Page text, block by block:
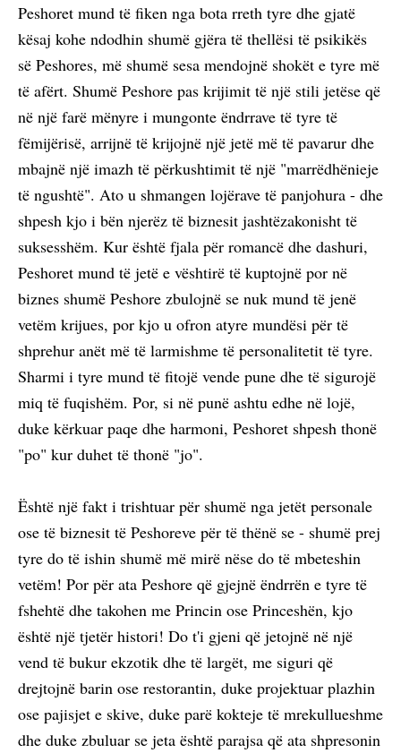
Peshoret mund të fiken nga bota rreth tyre dhe gjatë
kësaj kohe ndodhin shumë gjëra të thellësi të psikikës
së Peshores, më shumë sesa mendojnë shokët e tyre më
të afërt. Shumë Peshore pas krijimit të një stili jetëse që
në një farë mënyre i mungonte ëndrrave të tyre të
fëmijërisë, arrijnë të krijojnë një jetë më të pavarur dhe
mbajnë një imazh të përkushtimit të një "marrëdhënieje
të ngushtë". Ato u shmangen lojërave të panjohura - dhe
shpesh kjo i bën njerëz të biznesit jashtëzakonisht të
suksesshëm. Kur është fjala për romancë dhe dashuri,
Peshoret mund të jetë e vështirë të kuptojnë por në
biznes shumë Peshore zbulojnë se nuk mund të jenë
vetëm krijues, por kjo u ofron atyre mundësi për të
shprehur anët më të larmishme të personalitetit të tyre.
Sharmi i tyre mund të fitojë vende pune dhe të sigurojë
miq të fuqishëm. Por, si në punë ashtu edhe në lojë,
duke kërkuar paqe dhe harmoni, Peshoret shpesh thonë
"po" kur duhet të thonë "jo".
Është një fakt i trishtuar për shumë nga jetët personale
ose të biznesit të Peshoreve për të thënë se - shumë prej
tyre do të ishin shumë më mirë nëse do të mbeteshin
vetëm! Por për ata Peshore që gjejnë ëndrrën e tyre të
fshehtë dhe takohen me Princin ose Princeshën, kjo
është një tjetër histori! Do t'i gjeni që jetojnë në një
vend të bukur ekzotik dhe të largët, me siguri që
drejtojnë barin ose restorantin, duke projektuar plazhin
ose pajisjet e skive, duke parë kokteje të mrekullueshme
dhe duke zbuluar se jeta është parajsa që ata shpresonin